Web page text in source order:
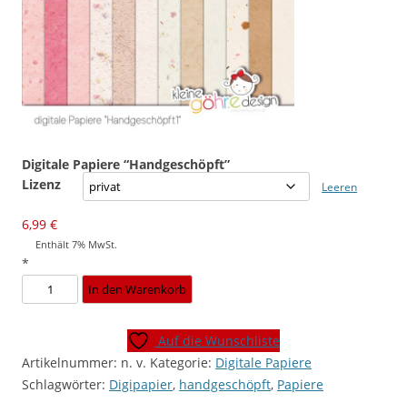
Digitale Papiere “Handgeschöpft”
Lizenz
Leeren
6,99 €
Enthält 7% MwSt.
*
Digitale
Papiere
Menge
In den Warenkorb
Auf die Wunschliste
Artikelnummer: n. v. Kategorie: Digitale Papiere
Schlagwörter: Digipapier, handgeschöpft, Papiere